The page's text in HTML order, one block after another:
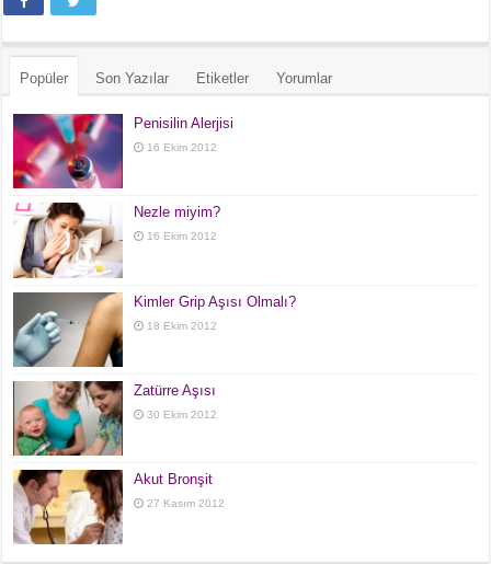
Popüler Son Yazılar Etiketler Yorumlar
Penisilin Alerjisi
16 Ekim 2012
Nezle miyim?
16 Ekim 2012
Kimler Grip Aşısı Olmalı?
18 Ekim 2012
Zatürre Aşısı
30 Ekim 2012
Akut Bronşit
27 Kasım 2012